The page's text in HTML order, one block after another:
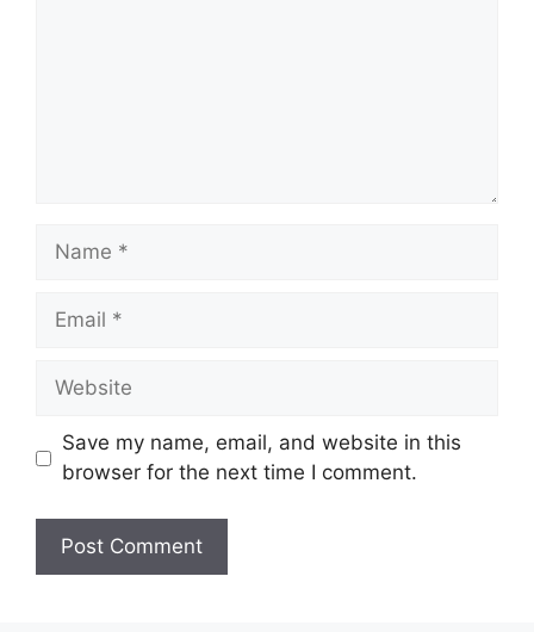
Name
Email
Website
Save my name, email, and website in this
browser for the next time I comment.